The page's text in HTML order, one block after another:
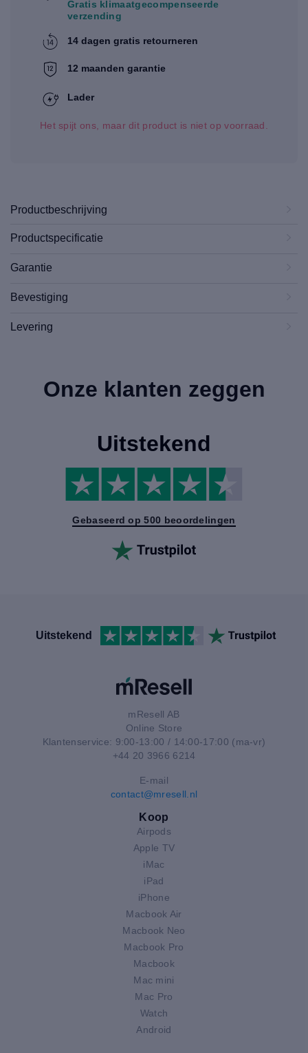
Gratis klimaatgecompenseerde
verzending
14 dagen gratis retourneren
12 maanden garantie
Lader
Het spijt ons, maar dit product is niet op voorraad.
Productbeschrijving
Productspecificatie
Garantie
Bevestiging
Levering
Onze klanten zeggen
Uitstekend
Gebaseerd op 500 beoordelingen
Uitstekend
mResell AB
Online Store
Klantenservice: 9:00-13:00 / 14:00-17:00 (ma-vr)
+44 20 3966 6214
E-mail
contact@mresell.nl
Koop
Airpods
Apple TV
iMac
iPad
iPhone
Macbook Air
Macbook Neo
Macbook Pro
Macbook
Mac mini
Mac Pro
Watch
Android